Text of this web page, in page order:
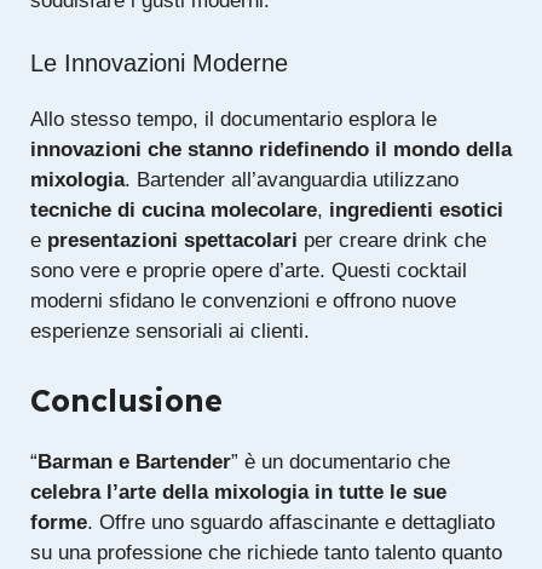
Le Innovazioni Moderne
Allo stesso tempo, il documentario esplora le
innovazioni che stanno ridefinendo il mondo della
mixologia. Bartender all’avanguardia utilizzano
tecniche di cucina molecolare, ingredienti esotici
e presentazioni spettacolari per creare drink che
sono vere e proprie opere d’arte. Questi cocktail
moderni sfidano le convenzioni e offrono nuove
esperienze sensoriali ai clienti.
Conclusione
“Barman e Bartender” è un documentario che
celebra l’arte della mixologia in tutte le sue
forme. Offre uno sguardo affascinante e dettagliato
su una professione che richiede tanto talento quanto